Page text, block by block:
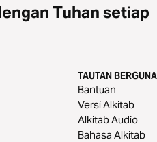
Tuhan setiap
TAUTAN BERGUNA
Bantuan
Versi Alkitab
Alkitab Audio
Bahasa Alkitab